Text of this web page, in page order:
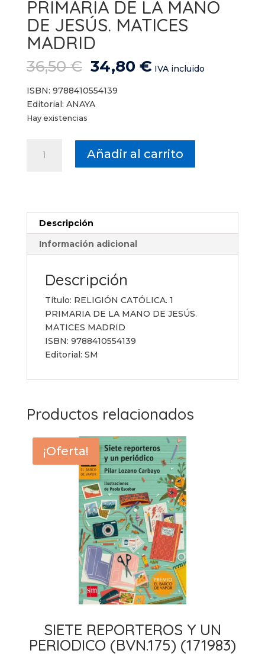
PRIMARIA DE LA MANO
DE JESÚS. MATICES
MADRID
36,50€ El
precio
original
era:
34,80 €El
IVA incluido
ISBN: 9788410554139
Editorial: ANAYA
Hay existencias
CATÓLICA.
LA
MANO
JESÚS.
MADRID
cantidad
Añadir al carrito
Descripción
Información adicional
Descripción
Título: RELIGIÓN CATÓLICA. 1
PRIMARIA DE LA MANO DE JESÚS.
MATICES MADRID
ISBN: 9788410554139
Editorial: SM
Productos relacionados
¡Oferta!
SIETE REPORTEROS Y UN
PERIODICO (BVN.175) (171983)